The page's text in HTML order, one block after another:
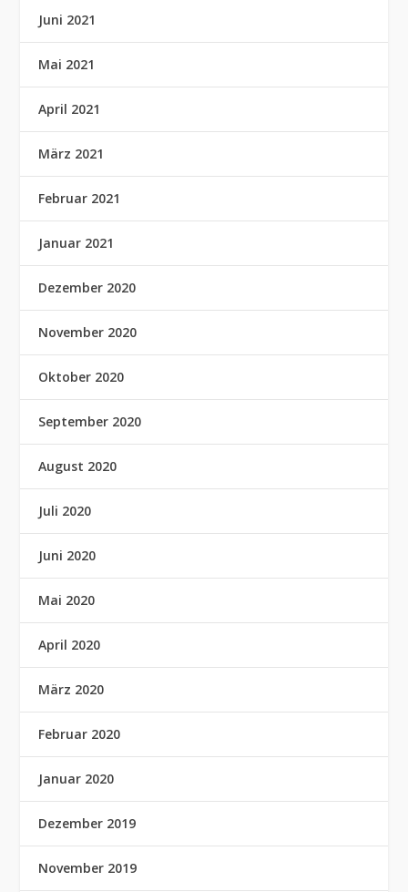
Juni 2021
Mai 2021
April 2021
März 2021
Februar 2021
Januar 2021
Dezember 2020
November 2020
Oktober 2020
September 2020
August 2020
Juli 2020
Juni 2020
Mai 2020
April 2020
März 2020
Februar 2020
Januar 2020
Dezember 2019
November 2019